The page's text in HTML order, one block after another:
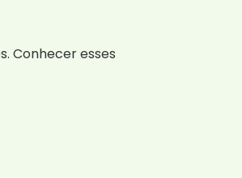
Conhecer esses